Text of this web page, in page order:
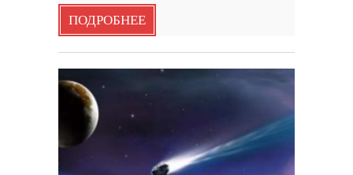
ПОДРОБНЕЕ